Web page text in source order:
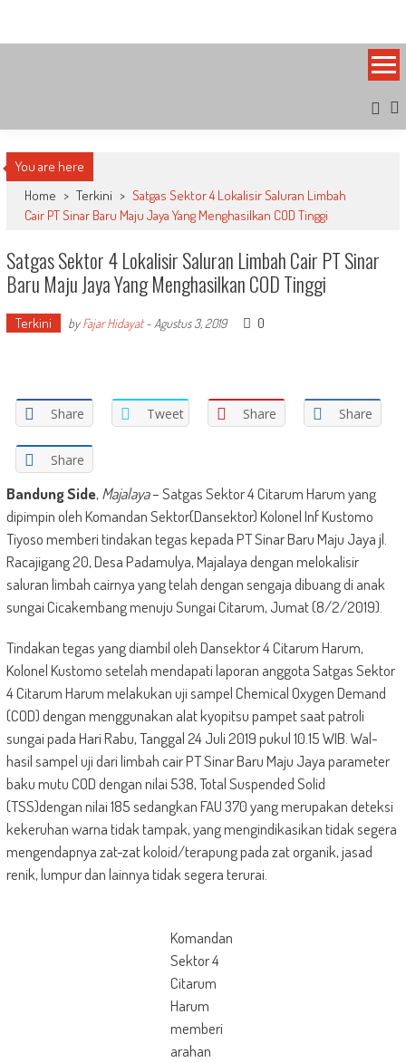
content
You are here
Home > Terkini > Satgas Sektor 4 Lokalisir Saluran Limbah
Cair PT Sinar Baru Maju Jaya Yang Menghasilkan COD Tinggi
Satgas Sektor 4 Lokalisir Saluran Limbah Cair PT Sinar
Baru Maju Jaya Yang Menghasilkan COD Tinggi
Terkini byFajar Hidayat- Agustus 3, 2019 0
Share Tweet Share Share
Share
Bandung Side, Majalaya– Satgas Sektor 4 Citarum Harum yang
dipimpin oleh Komandan Sektor(Dansektor) Kolonel Inf Kustomo
Tiyoso memberi tindakan tegas kepada PT Sinar Baru Maju Jaya jl.
Racajigang 20, Desa Padamulya, Majalaya dengan melokalisir
saluran limbah cairnya yang telah dengan sengaja dibuang di anak
sungai Cicakembang menuju Sungai Citarum, Jumat (8/2/2019).
Tindakan tegas yang diambil oleh Dansektor 4 Citarum Harum,
Kolonel Kustomo setelah mendapati laporan anggota Satgas Sektor
4 Citarum Harum melakukan uji sampel Chemical Oxygen Demand
(COD) dengan menggunakan alat kyopitsu pampet saat patroli
sungai pada Hari Rabu, Tanggal 24 Juli 2019 pukul 10.15 WIB. Wal-
hasil sampel uji dari limbah cair PT Sinar Baru Maju Jaya parameter
baku mutu COD dengan nilai 538, Total Suspended Solid
(TSS)dengan nilai 185 sedangkan FAU 370 yang merupakan deteksi
kekeruhan warna tidak tampak, yang mengindikasikan tidak segera
mengendapnya zat-zat koloid/terapung pada zat organik, jasad
renik, lumpur dan lainnya tidak segera terurai.
Komandan
Sektor 4
Citarum
Harum
memberi
arahan